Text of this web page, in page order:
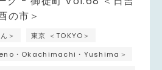
＞
東京 ＜TOKYO＞
・Okachimachi・Yushima＞